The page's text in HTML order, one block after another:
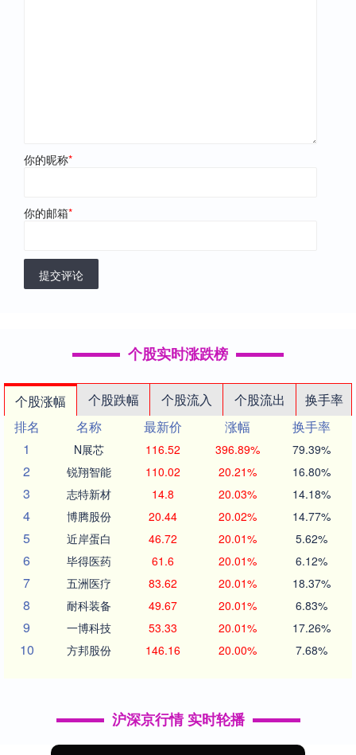
你的昵称*
你的邮箱*
提交评论
个股实时涨跌榜
个股涨幅 个股跌幅 个股流入 个股流出
换手率
排名
名称 最新价 涨幅
换手率
1
N展芯 116.52 396.89% 79.39%
2 锐翔智能 110.02 20.21% 16.80%
3 志特新材 14.8 20.03% 14.18%
4 博腾股份 20.44 20.02% 14.77%
5 近岸蛋白 46.72 20.01% 5.62%
6 毕得医药 61.6 20.01% 6.12%
7 五洲医疗 83.62 20.01% 18.37%
8 耐科装备 49.67 20.01% 6.83%
9 一博科技 53.33 20.01% 17.26%
10 方邦股份 146.16 20.00% 7.68%
沪深京行情 实时轮播